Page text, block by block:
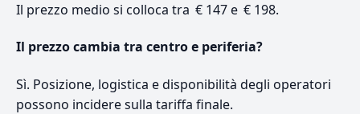
Il prezzo medio si colloca tra € 147 e € 198.
Il prezzo cambia tra centro e periferia?
Sì. Posizione, logistica e disponibilità degli operatori
possono incidere sulla tariffa finale.